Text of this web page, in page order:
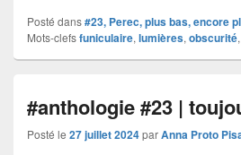
Posté dans#23, Perec, plus bas, encore
Mots-clefsfuniculaire, lumières, obscurité,
#anthologie #23 |
Posté le 27 juillet 2024parAnna Proto